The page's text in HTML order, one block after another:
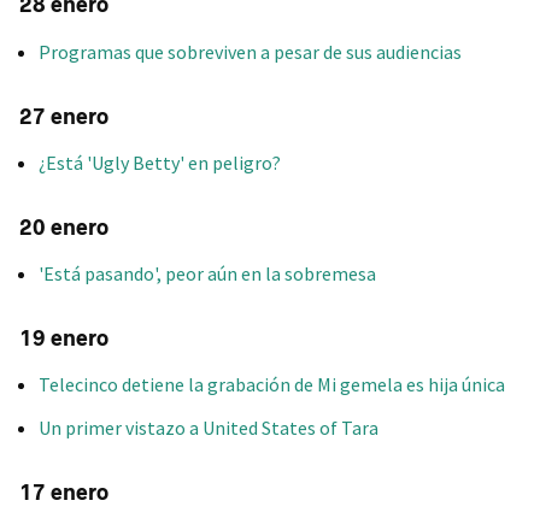
28 enero
Programas que sobreviven a pesar de sus audiencias
27 enero
¿Está 'Ugly Betty' en peligro?
20 enero
'Está pasando', peor aún en la sobremesa
19 enero
Telecinco detiene la grabación de Mi gemela es hija única
Un primer vistazo a United States of Tara
17 enero